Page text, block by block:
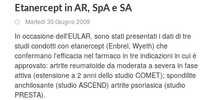
Etanercept in AR, SpA e SA
Martedi 30 Giugno 2009
In occasione dell'EULAR, sono stati presentati i dati di tre
studi condotti con etanercept (Enbrel, Wyeth) che
confermano l'efficacia nel farmaco in tre indicazioni in cui è
approvato: artrite reumatoide da moderata a severa in fase
attiva (estensione a 2 anni dello studio COMET); spondilite
anchilosante (studio ASCEND) artrite psoriasica (studio
PRESTA).